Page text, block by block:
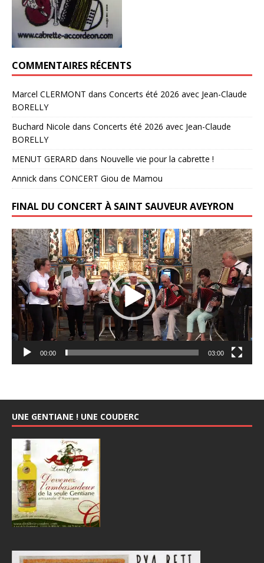
COMMENTAIRES RÉCENTS
Marcel CLERMONT dans Concerts été 2026 avec Jean-Claude
BORELLY
Buchard Nicole dans Concerts été 2026 avec Jean-Claude
BORELLY
MENUT GERARD dans Nouvelle vie pour la cabrette !
Annick dans CONCERT Giou de Mamou
FINAL DU CONCERT À SAINT SAUVEUR AVEYRON
Lecteur
vidéo
00:00 03:00
UNE GENTIANE ! UNE COUDERC